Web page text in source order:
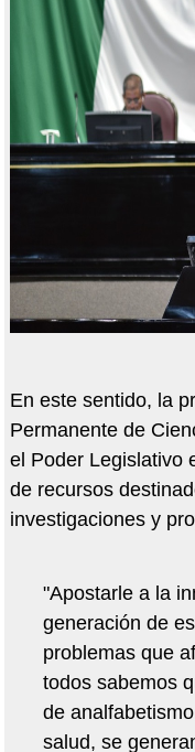
En este sentido, la
Permanente de
el Poder Legislativo
de recursos
investigaciones y
"Apostarle a la
generación de
problemas que
todos sabemos
de
salud, se